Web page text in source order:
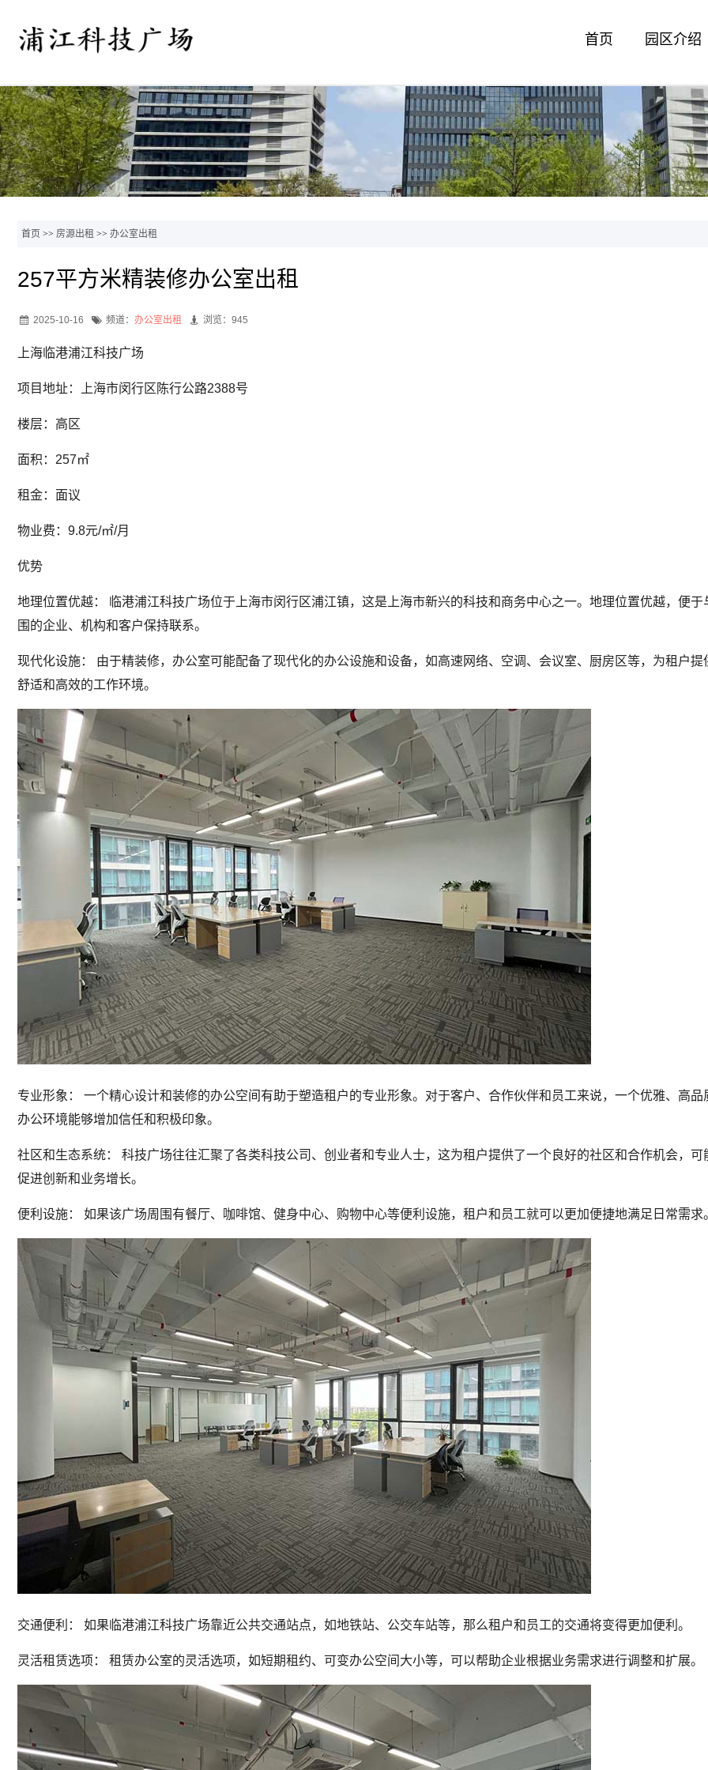
首页 园区介绍
首页 >> 房源出租 >> 办公室出租
257平方米精装修办公室出租
2025-10-16 频道： 办公室出租 浏览：945
上海临港浦江科技广场
项目地址：上海市闵行区陈行公路2388号
楼层：高区
面积：257㎡
租金：面议
物业费：9.8元/㎡/月
优势
地理位置优越： 临港浦江科技广场位于上海市闵行区浦江镇，这是上海市新兴的科技和商务中心之一。地理位置优越，便于
围的企业、机构和客户保持联系。
现代化设施： 由于精装修，办公室可能配备了现代化的办公设施和设备，如高速网络、空调、会议室、厨房区等，为租户提
舒适和高效的工作环境。
专业形象： 一个精心设计和装修的办公空间有助于塑造租户的专业形象。对于客户、合作伙伴和员工来说，一个优雅、高品
办公环境能够增加信任和积极印象。
社区和生态系统： 科技广场往往汇聚了各类科技公司、创业者和专业人士，这为租户提供了一个良好的社区和合作机会，可
促进创新和业务增长。
便利设施： 如果该广场周围有餐厅、咖啡馆、健身中心、购物中心等便利设施，租户和员工就可以更加便捷地满足日常需求
交通便利： 如果临港浦江科技广场靠近公共交通站点，如地铁站、公交车站等，那么租户和员工的交通将变得更加便利。
灵活租赁选项： 租赁办公室的灵活选项，如短期租约、可变办公空间大小等，可以帮助企业根据业务需求进行调整和扩展。